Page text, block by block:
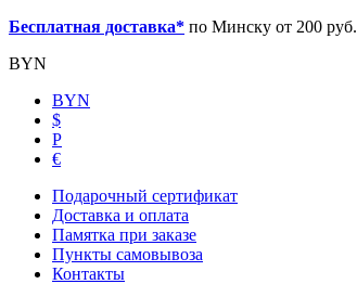
Бесплатная доставка* по Минску от 200 руб.
BYN
BYN
$
Р
€
Подарочный сертификат
Доставка и оплата
Памятка при заказе
Пункты самовывоза
Контакты